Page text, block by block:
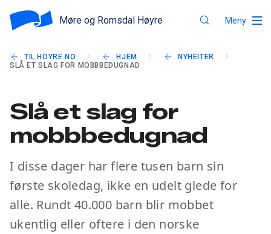
Møre og Romsdal Høyre Meny
TIL HOYRE.NO HJEM
NYHEITER
SLÅ ET SLAG FOR MOBBBEDUGNAD
Slå et slag for
mobbbedugnad
I disse dager har flere tusen barn sin
første skoledag, ikke en udelt glede for
alle. Rundt 40.000 barn blir mobbet
ukentlig eller oftere i den norske